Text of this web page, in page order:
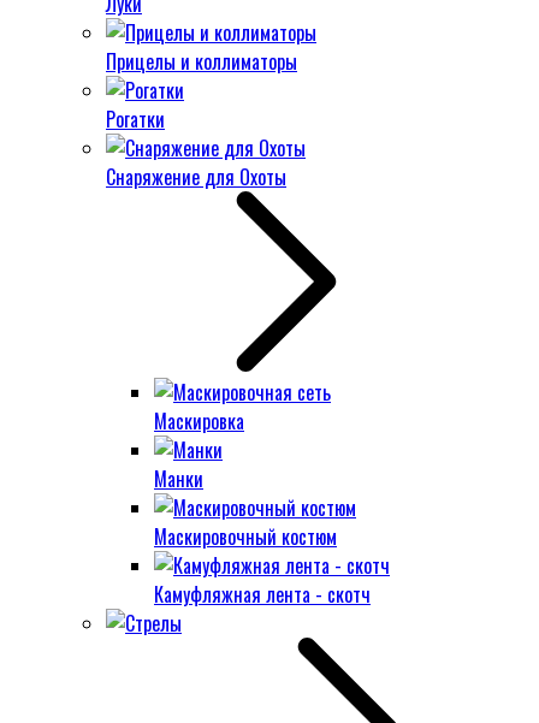
Прицелы и коллиматоры
Рогатки
Снаряжение для Охоты
Маскировка
Манки
Маскировочный костюм
Камуфляжная лента - скотч